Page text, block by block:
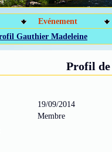
Evénement
Gauthier Madeleine
Profil
19/09/2014
Membre